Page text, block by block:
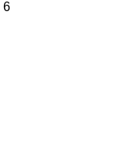
6